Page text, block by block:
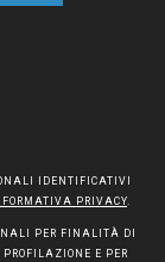
IDENTIFICATIVI
PRIVACY.
PER FINALITÀ DI
PROFILAZIONE E PER